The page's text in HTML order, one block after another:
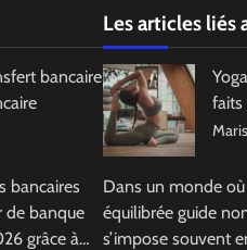
bancaire
bancaires
de banque
grâce à…
Les articles liés
faits
Dans un monde
équilibrée guide
s’impose souvent